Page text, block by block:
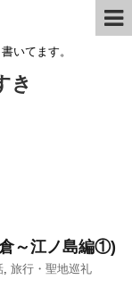
いてます。
き
～江ノ島編①)
, 旅行・聖地巡礼